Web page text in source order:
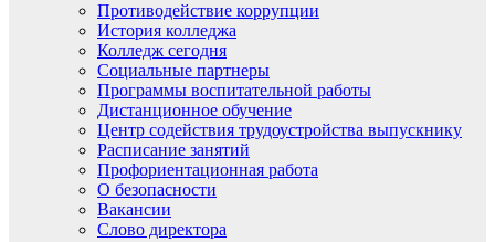
Противодействие коррупции
История колледжа
Колледж сегодня
Социальные партнеры
Программы воспитательной работы
Дистанционное обучение
Центр содействия трудоустройства выпускнику
Расписание занятий
Профориентационная работа
О безопасности
Вакансии
Слово директора